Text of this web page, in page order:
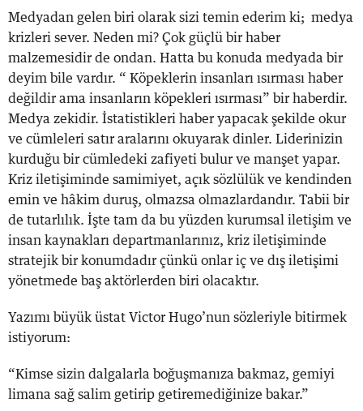
Medyadan gelen biri olarak sizi temin ederim ki; medya
krizleri sever. Neden mi? Çok güçlü bir haber
malzemesidir de ondan. Hatta bu konuda medyada bir
deyim bile vardır. “ Köpeklerin insanları ısırması haber
değildir ama insanların köpekleri ısırması” bir haberdir.
Medya zekidir. İstatistikleri haber yapacak şekilde okur
ve cümleleri satır aralarını okuyarak dinler. Liderinizin
kurduğu bir cümledeki zafiyeti bulur ve manşet yapar.
Kriz iletişiminde samimiyet, açık sözlülük ve kendinden
emin ve hâkim duruş, olmazsa olmazlardandır. Tabii bir
de tutarlılık. İşte tam da bu yüzden kurumsal iletişim ve
insan kaynakları departmanlarınız, kriz iletişiminde
stratejik bir konumdadır çünkü onlar iç ve dış iletişimi
yönetmede baş aktörlerden biri olacaktır.
Yazımı büyük üstat Victor Hugo’nun sözleriyle bitirmek
istiyorum:
“Kimse sizin dalgalarla boğuşmanıza bakmaz, gemiyi
limana sağ salim getirip getiremediğinize bakar.”